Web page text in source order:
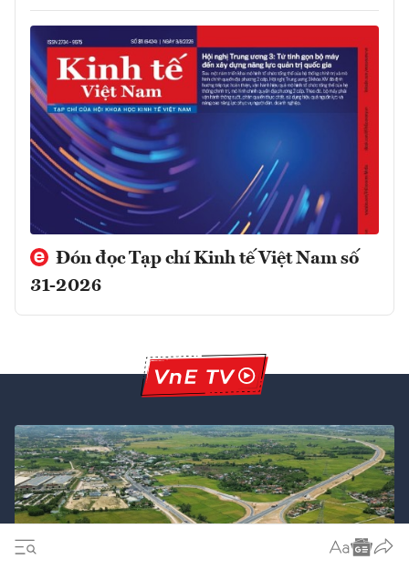
Đón đọc Tạp chí Kinh tế Việt Nam số
31-2026